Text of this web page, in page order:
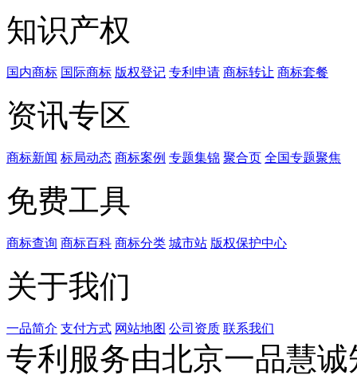
知识产权
国内商标 国际商标 版权登记 专利申请 商标转让 商标套餐
资讯专区
商标新闻 标局动态 商标案例 专题集锦 聚合页 全国专题聚焦
免费工具
商标查询 商标百科 商标分类 城市站 版权保护中心
关于我们
一品简介 支付方式 网站地图 公司资质 联系我们
专利服务由北京一品慧